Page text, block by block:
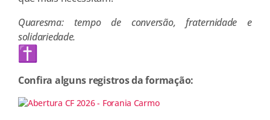
Quaresma: tempo de conversão, fraternidade e
solidariedade.
Confira alguns registros da formação: